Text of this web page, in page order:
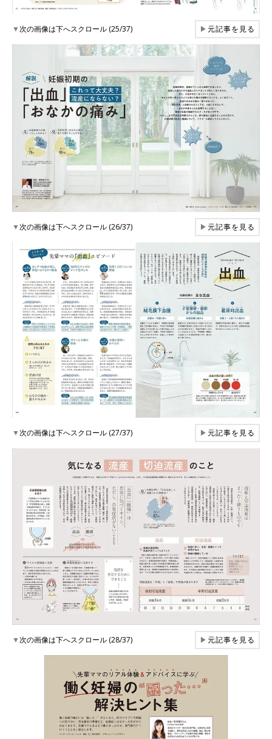
▼次の画像は下へスクロール (25/37) ▶元記事を見る
▼次の画像は下へスクロール (26/37) ▶元記事を見る
▼次の画像は下へスクロール (27/37) ▶元記事を見る
▼次の画像は下へスクロール (28/37) ▶元記事を見る